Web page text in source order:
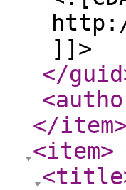
http://
]]>
</guid
</item>
<item>
<title